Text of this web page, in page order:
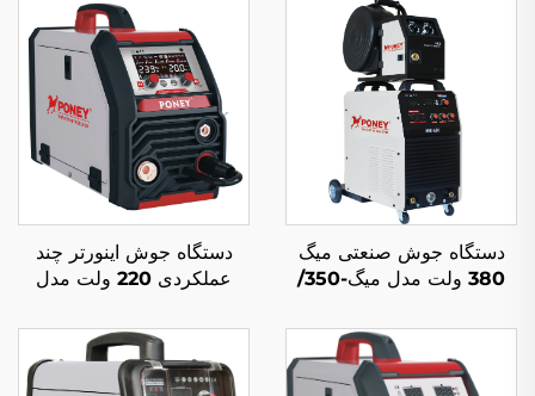
دستگاه جوش صنعتی میگ
380 ولت مدل میگ-350/
جداگانه، چندکاره با محافظ
گاز دی اکسید کربن و
جوشکاری قوس الکتریکی
دستگاه جوش اینورتر چند
عملکردی 220 ولت مدل
پالس تکی و جوش سینرجیک